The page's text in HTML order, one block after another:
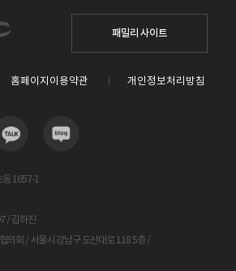
패밀리 사이트
홈페이지이용약관 개인정보처리방침
동 1657-1
/ 김하진
의회 / 서울시 강남구 도산대로 118 5층 /